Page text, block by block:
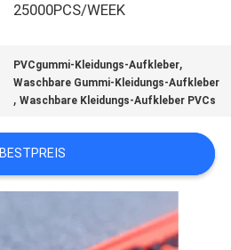
25000PCS/WEEK
PVCgummi-Kleidungs-Aufkleber,
Waschbare Gummi-Kleidungs-Aufkleber
,Waschbare Kleidungs-Aufkleber PVCs
BESTPREIS